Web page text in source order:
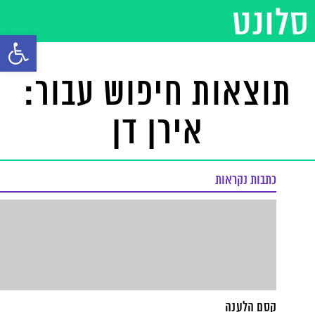
פתח
תוצאות חיפוש עבור:
אירן דן
כתבות נקראות
קסם הלענה